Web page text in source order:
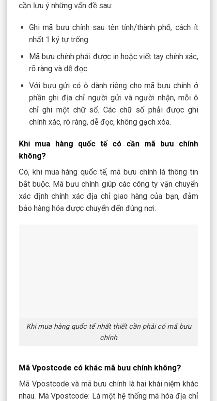
cần lưu ý những vấn đề sau:
Ghi mã bưu chính sau tên tỉnh/thành phố, cách ít
nhất 1 ký tự trống.
Mã bưu chính phải được in hoặc viết tay chính xác,
rõ ràng và dễ đọc.
Với bưu gửi có ô dành riêng cho mã bưu chính ở
phần ghi địa chỉ người gửi và người nhận, mỗi ô
chỉ ghi một chữ số. Các chữ số phải được ghi
chính xác, rõ ràng, dễ đọc, không gạch xóa.
Khi mua hàng quốc tế có cần mã bưu chính
không?
Có, khi mua hàng quốc tế, mã bưu chính là thông tin
bắt buộc. Mã bưu chính giúp các công ty vận chuyển
xác định chính xác địa chỉ giao hàng của bạn, đảm
bảo hàng hóa được chuyển đến đúng nơi.
Khi mua hàng quốc tế nhất thiết cần phải có mã bưu
chính
Mã Vpostcode có khác mã bưu chính không?
Mã Vpostcode và mã bưu chính là hai khái niệm khác
nhau. Mã Vpostcode: Là một hệ thống mã hóa địa chỉ